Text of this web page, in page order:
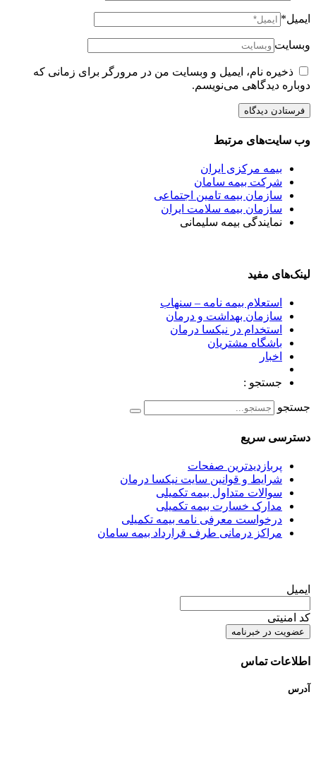
ایمیل*
وبسایت
ذخیره نام، ایمیل و وبسایت من در مرورگر برای زمانی که
دوباره دیدگاهی می‌نویسم.
وب سایت‌های مرتبط
بیمه مرکزی ایران
شرکت بیمه سامان
سازمان بیمه تامین اجتماعی
سازمان بیمه سلامت ایران
نمایندگی بیمه سلیمانی
لینک‌های مفید
استعلام بیمه نامه – سنهاب
سازمان بهداشت و درمان
استخدام در نیکسا درمان
باشگاه مشتریان
اخبار
جستجو :
جستجو
دسترسی سریع
پربازدیدترین صفحات
شرایط و قوانین سایت نیکسا درمان
سوالات متداول بیمه تکمیلی
مدارک خسارت بیمه تکمیلی
درخواست معرفی نامه بیمه تکمیلی
مراکز درمانی طرف قرارداد بیمه سامان
ایمیل
کد امنیتی
اطلاعات تماس
آدرس